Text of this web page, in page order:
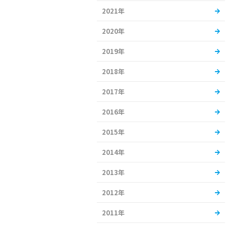
2021年
2020年
2019年
2018年
2017年
2016年
2015年
2014年
2013年
2012年
2011年